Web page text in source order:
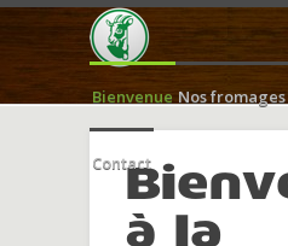
Bienvenue Nos fromages
Contact
à la